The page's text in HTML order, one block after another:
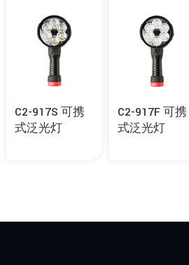
C2-917S 可携
式泛光灯
C2-917F 可携
式泛光灯